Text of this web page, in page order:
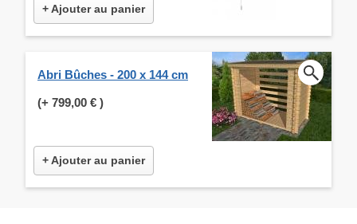
+ Ajouter au panier
Abri Bûches - 200 x 144 cm
(+ 799,00 € )
+ Ajouter au panier